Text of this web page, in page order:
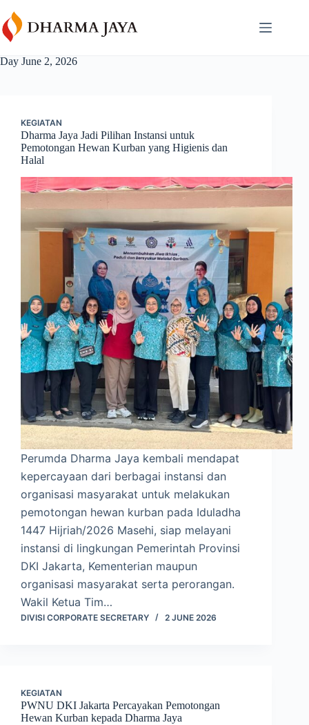
to
content
Day June 2, 2026
KEGIATAN
Dharma Jaya Jadi Pilihan Instansi untuk
Pemotongan Hewan Kurban yang Higienis dan
Halal
Perumda Dharma Jaya kembali mendapat
kepercayaan dari berbagai instansi dan
organisasi masyarakat untuk melakukan
pemotongan hewan kurban pada Iduladha
1447 Hijriah/2026 Masehi, siap melayani
instansi di lingkungan Pemerintah Provinsi
DKI Jakarta, Kementerian maupun
organisasi masyarakat serta perorangan.
Wakil Ketua Tim…
DIVISI CORPORATE SECRETARY 2 JUNE 2026
KEGIATAN
PWNU DKI Jakarta Percayakan Pemotongan
Hewan Kurban kepada Dharma Jaya